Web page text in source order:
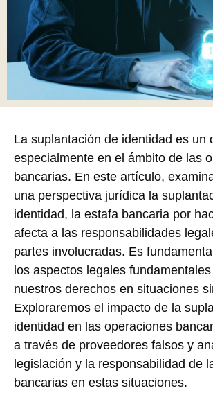
La suplantación de identidad es un
especialmente en el ámbito de las
bancarias. En este artículo,
una perspectiva jurídica la
identidad, la estafa bancaria por
afecta a las responsabilidades
partes involucradas. Es
los aspectos legales
nuestros derechos en situaciones
Exploraremos el impacto de la
identidad en las operaciones
a través de proveedores falsos y
legislación y la responsabilidad de
bancarias en estas situaciones.